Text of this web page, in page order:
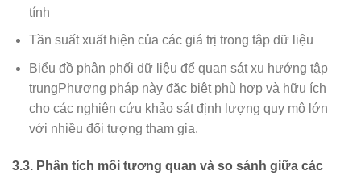
tính
Tần suất xuất hiện của các giá trị trong tập dữ liệu
Biểu đồ phân phối dữ liệu để quan sát xu hướng tập
trungPhương pháp này đặc biệt phù hợp và hữu ích
cho các nghiên cứu khảo sát định lượng quy mô lớn
với nhiều đối tượng tham gia.
3.3. Phân tích mối tương quan và so sánh giữa các